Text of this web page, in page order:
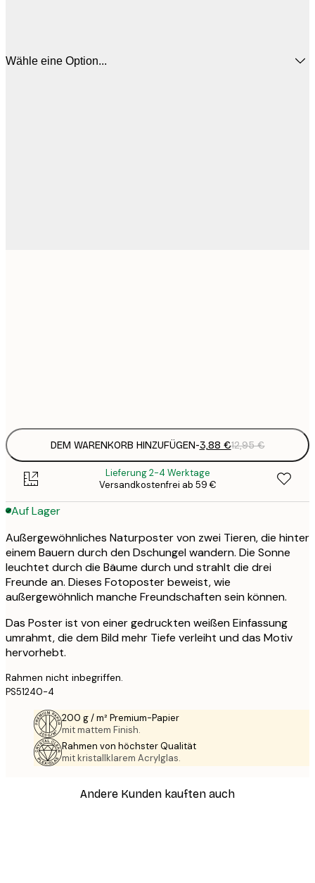
Wähle eine Option...
DEM WARENKORB HINZUFÜGEN-3,88 €12,95 €
Lieferung 2-4 Werktage
Versandkostenfrei ab 59 €
Auf Lager
Außergewöhnliches Naturposter von zwei Tieren, die hinter
einem Bauern durch den Dschungel wandern. Die Sonne
leuchtet durch die Bäume durch und strahlt die drei
Freunde an. Dieses Fotoposter beweist, wie
außergewöhnlich manche Freundschaften sein können.
Das Poster ist von einer gedruckten weißen Einfassung
umrahmt, die dem Bild mehr Tiefe verleiht und das Motiv
hervorhebt.
Rahmen nicht inbegriffen.
PS51240-4
200 g / m² Premium-Papier
mit mattem Finish.
Rahmen von höchster Qualität
mit kristallklarem Acrylglas.
Andere Kunden kauften auch